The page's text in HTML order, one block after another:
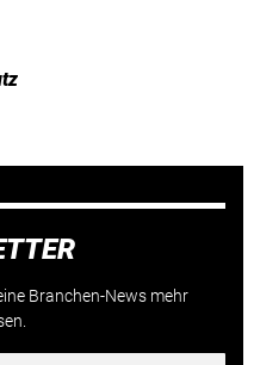
Branchen-News mehr